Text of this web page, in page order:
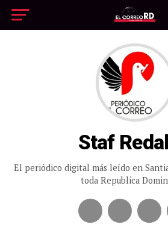
Staf
El periódico digital más leído en
toda Republica